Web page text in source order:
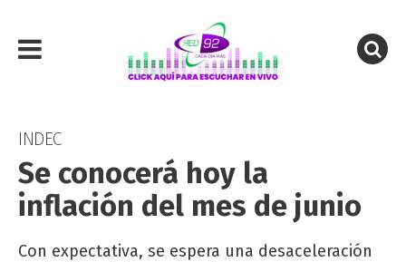
INDEC
Se conocerá hoy la
inflación del mes de junio
Con expectativa, se espera una desaceleración